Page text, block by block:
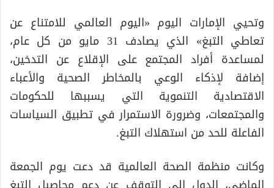
وتحيي الإمارات اليوم «اليوم العالمي للامتناع عن
تعاطي التبغ» الذي يصادف 31 مايو من كل عام،
لمساعدة أفراد المجتمع على الإقلاع عن التدخين،
إضافة لإذكاء الوعي بالمخاطر الصحية والأعباء
الاقتصادية التنموية التي يسببها للحكومات
والمجتمعات، وضرورة الاستمرار في تطبيق السياسات
الفاعلة للحد من استهلاك التبغ.
وكانت منظمة الصحة العالمية قد دعت يوم الجمعة